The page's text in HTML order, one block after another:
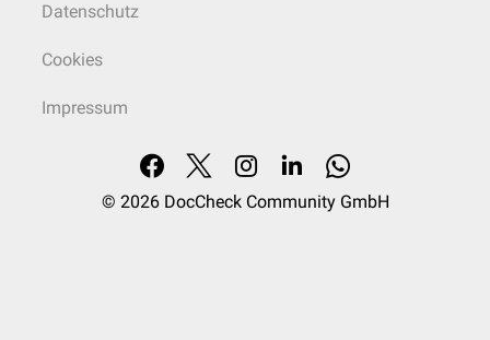
Datenschutz
Cookies
Impressum
© 2026 DocCheck Community GmbH